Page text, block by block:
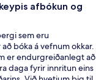
afbókun og
sem eru
bóka á vefnum okkar.
er endurgreiðanlegt að
daga fyrir innritun eins